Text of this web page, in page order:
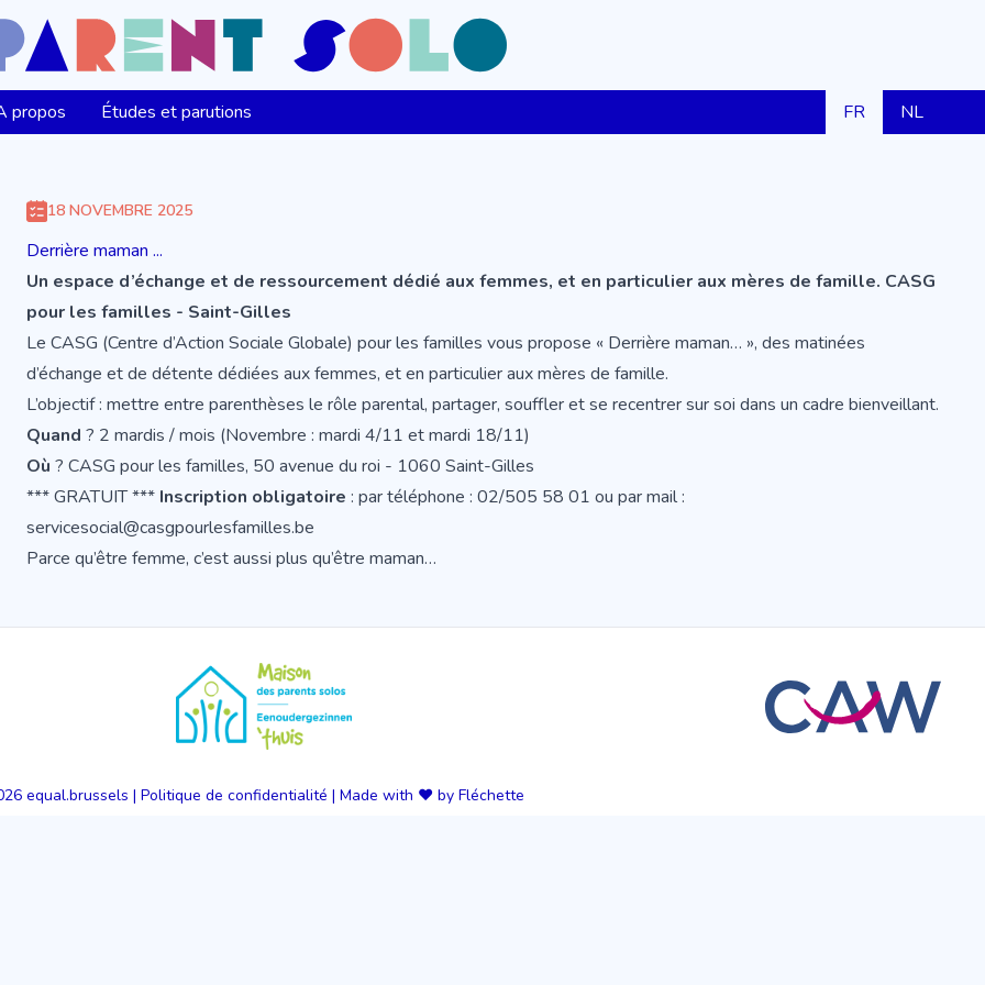
propos Études et parutions FR NL
18 NOVEMBRE 2025
Derrière maman ...
Un espace d’échange et de ressourcement dédié aux femmes, et en particulier aux mères de famille. CASG
pour les familles - Saint-Gilles
Le CASG (Centre d’Action Sociale Globale) pour les familles vous propose « Derrière maman… », des matinées
d’échange et de détente dédiées aux femmes, et en particulier aux mères de famille.
L’objectif : mettre entre parenthèses le rôle parental, partager, souffler et se recentrer sur soi dans un cadre bienveillant.
Quand ? 2 mardis / mois (Novembre : mardi 4/11 et mardi 18/11)
Où ? CASG pour les familles, 50 avenue du roi - 1060 Saint-Gilles
*** GRATUIT *** Inscription obligatoire : par téléphone : 02/505 58 01 ou par mail :
servicesocial@casgpourlesfamilles.be
Parce qu’être femme, c’est aussi plus qu’être maman…
equal.brussels | Politique de confidentialité | Made with ❤️ by Fléchette